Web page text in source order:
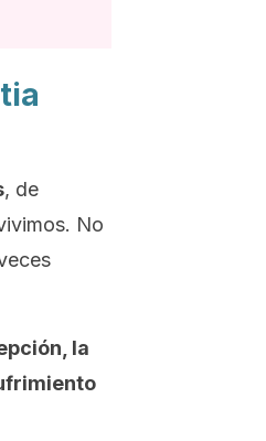
, de
No
la